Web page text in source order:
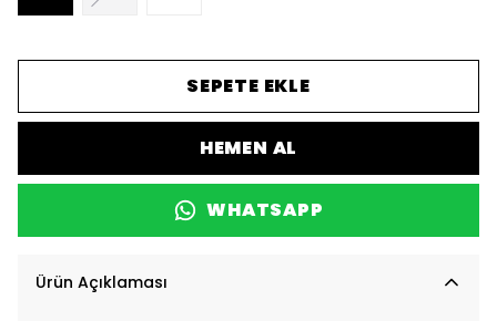
SEPETE EKLE
HEMEN AL
WHATSAPP
Ürün Açıklaması